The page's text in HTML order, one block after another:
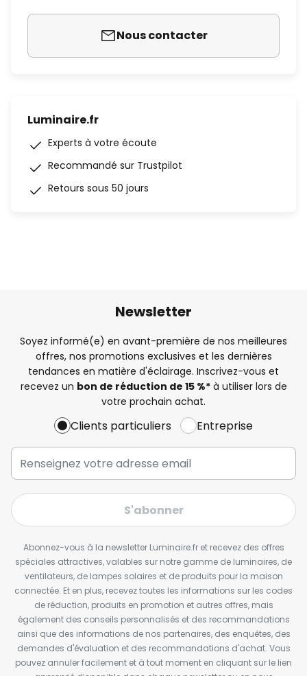
Nous contacter
Luminaire.fr
Experts à votre écoute
Recommandé sur Trustpilot
Retours sous 50 jours
Newsletter
Soyez informé(e) en avant-première de nos meilleures
offres, nos promotions exclusives et les dernières
tendances en matière d'éclairage. Inscrivez-vous et
recevez un bon de réduction de 15 %*à utiliser lors de
votre prochain achat.
Clients particuliers Entreprise
S'abonner
Abonnez-vous à la newsletter Luminaire.fr et recevez des offres
spéciales attractives, valables sur notre gamme de luminaires, de
ventilateurs, de lampes solaires et de produits pour la maison
connectée. Et en plus, recevez toutes les informations sur les codes
de réduction, produits en promotion et autres offres, mais
également des conseils personnalisés et des recommandations
ainsi que des informations de nos partenaires, des enquêtes, des
demandes d'évaluation et des recommandations d'achat. Vous
pouvez annuler facilement et à tout moment en cliquant sur le lien